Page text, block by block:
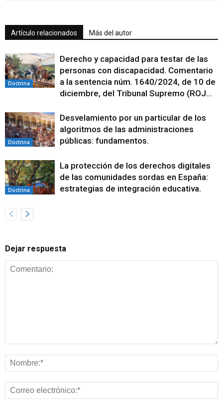
Artículo relacionados Más del autor
Doctrina
Derecho y capacidad para testar de las
personas con discapacidad. Comentario
a la sentencia núm. 1640/2024, de 10 de
diciembre, del Tribunal Supremo (ROJ...
Doctrina
Desvelamiento por un particular de los
algoritmos de las administraciones
públicas: fundamentos.
Doctrina
La protección de los derechos digitales
de las comunidades sordas en España:
estrategias de integración educativa.
Dejar respuesta